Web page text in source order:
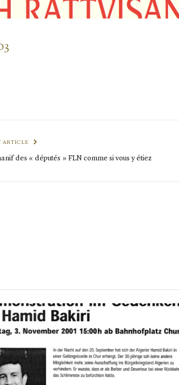
ARTICLE
des « députés » FLN comme si vous y étiez